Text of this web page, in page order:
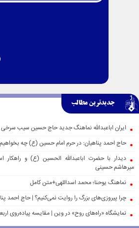
جدیدترین مطالب
ایران اباعبدالله نماهنگ جدید حاج حسین سیب سرخی
حاج احمد پناهیان: در حرم امام حسین (ع) چه
دیدار با حضرت اباعبدالله الحسین (ع) و
میرهاشم حسینی
نماهنگ یوحنا؛ محمد اسداللهی+متن کامل
چرا پیروزی‌های بزرگ را روایت نمی‌کنیم؟ | حاج احمد
نمایشگاه «راه‌های روح» در وین | مقایسه پیاده‌روی